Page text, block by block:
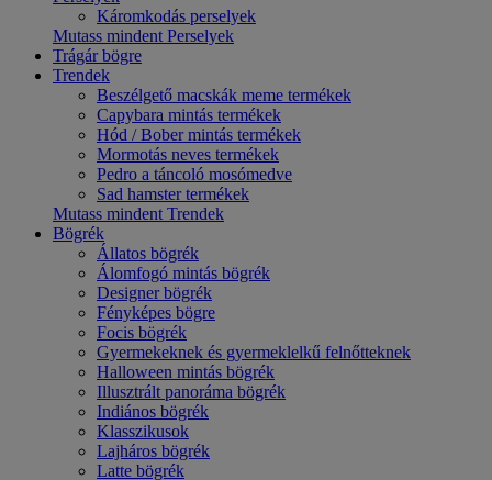
Káromkodás perselyek
Mutass mindent Perselyek
Trágár bögre
Trendek
Beszélgető macskák meme termékek
Capybara mintás termékek
Hód / Bober mintás termékek
Mormotás neves termékek
Pedro a táncoló mosómedve
Sad hamster termékek
Mutass mindent Trendek
Bögrék
Állatos bögrék
Álomfogó mintás bögrék
Designer bögrék
Fényképes bögre
Focis bögrék
Gyermekeknek és gyermeklelkű felnőtteknek
Halloween mintás bögrék
Illusztrált panoráma bögrék
Indiános bögrék
Klasszikusok
Lajháros bögrék
Latte bögrék